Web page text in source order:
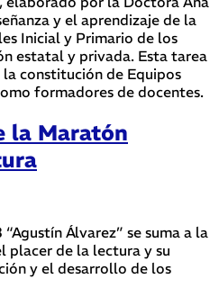
y el aprendizaje de la
Inicial y Primario de los
estatal y privada. Esta tarea
constitución de Equipos
formadores de docentes.
la Maratón
Álvarez” se suma a la
placer de la lectura y su
y el desarrollo de los